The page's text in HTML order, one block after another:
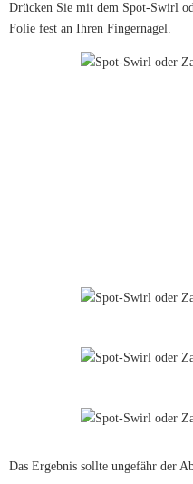
Drücken Sie mit dem Spot-Swirl
Folie fest an Ihren Fingernagel.
Das Ergebnis sollte ungefähr der